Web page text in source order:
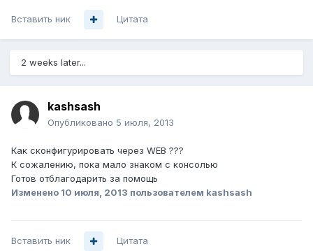
Вставить ник Цитата
2 weeks later...
kashsash
Опубликовано 5 июля, 2013
Как сконфигурировать через WEB ???
К сожалению, пока мало знаком с консолью
Готов отблагодарить за помощь
Изменено 10 июля, 2013 пользователем kashsash
Вставить ник Цитата